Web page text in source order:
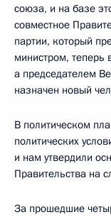
союза, и на базе
совместное
партии, который
министром, теперь
а председателем
назначен новый
В политическом
политических
и нам утвердили
Правительства на
За прошедшие